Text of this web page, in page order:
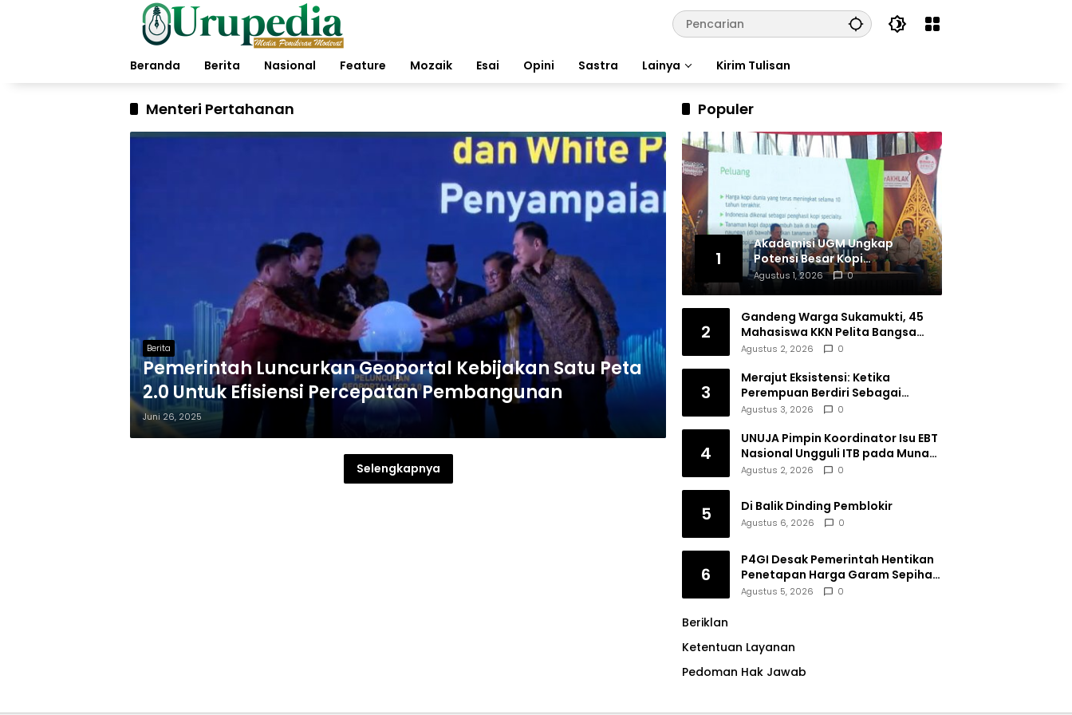
Beranda
Berita Nasional Feature Mozaik Esai Opini Sastra Lainya Kirim Tulisan
Menteri Pertahanan
Berita
Pemerintah Luncurkan Geoportal Kebijakan Satu Peta
2.0 Untuk Efisiensi Percepatan Pembangunan
Juni 26, 2025
Selengkapnya
Populer
1
Akademisi UGM Ungkap
Potensi Besar Kopi
Tulungagung, Siap Bersaing
Agustus 1, 2026 0
2
Gandeng Warga Sukamukti, 45
Mahasiswa KKN Pelita Bangsa
Bersihkan Drainase Desa
Agustus 2, 2026 0
3
Merajut Eksistensi: Ketika
Perempuan Berdiri Sebagai
Subjek
Agustus 3, 2026 0
4
UNUJA Pimpin Koordinator Isu EBT
Nasional Ungguli ITB pada Munas
BEM SI XIX
Agustus 2, 2026 0
5 Di Balik Dinding Pemblokir
Agustus 6, 2026 0
6
P4GI Desak Pemerintah Hentikan
Penetapan Harga Garam Sepihak
oleh Pabrik
Agustus 5, 2026 0
Beriklan
Ketentuan Layanan
Pedoman Hak Jawab